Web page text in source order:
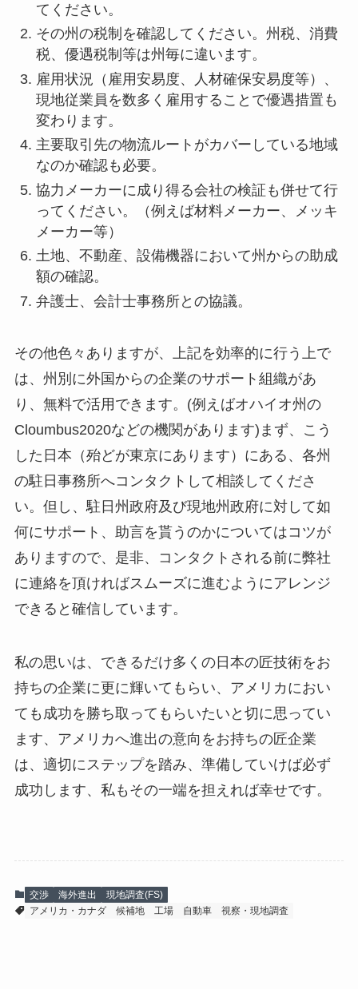
てください。
その州の税制を確認してください。州税、消費
税、優遇税制等は州毎に違います。
雇用状況（雇用安易度、人材確保安易度等）、
現地従業員を数多く雇用することで優遇措置も
変わります。
主要取引先の物流ルートがカバーしている地域
なのか確認も必要。
協力メーカーに成り得る会社の検証も併せて行
ってください。（例えば材料メーカー、メッキ
メーカー等）
土地、不動産、設備機器において州からの助成
額の確認。
弁護士、会計士事務所との協議。
その他色々ありますが、上記を効率的に行う上で
は、州別に外国からの企業のサポート組織があ
り、無料で活用できます。(例えばオハイオ州の
Cloumbus2020などの機関があります)まず、こう
した日本（殆どが東京にあります）にある、各州
の駐日事務所へコンタクトして相談してくださ
い。但し、駐日州政府及び現地州政府に対して如
何にサポート、助言を貰うのかについてはコツが
ありますので、是非、コンタクトされる前に弊社
に連絡を頂ければスムーズに進むようにアレンジ
できると確信しています。
私の思いは、できるだけ多くの日本の匠技術をお
持ちの企業に更に輝いてもらい、アメリカにおい
ても成功を勝ち取ってもらいたいと切に思ってい
ます、アメリカへ進出の意向をお持ちの匠企業
は、適切にステップを踏み、準備していけば必ず
成功します、私もその一端を担えれば幸せです。
交渉 海外進出
現地調査(FS)
アメリカ・カナダ
候補地 工場 自動車 視察・現地調査